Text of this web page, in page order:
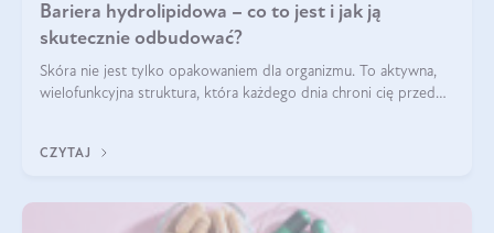
Bariera hydrolipidowa – co to jest i jak ją
skutecznie odbudować?
Skóra nie jest tylko opakowaniem dla organizmu. To aktywna,
wielofunkcyjna struktura, która każdego dnia chroni cię przed
bariera hydrolipidowa.
CZYTAJ